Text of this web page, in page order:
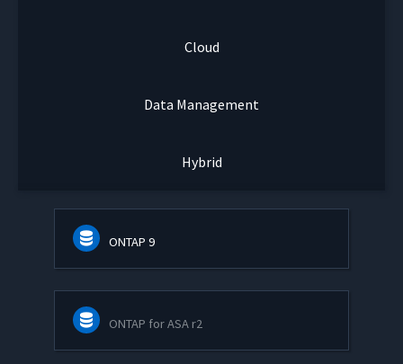
Cloud
Data Management
Hybrid
ONTAP 9
ONTAP for ASA r2